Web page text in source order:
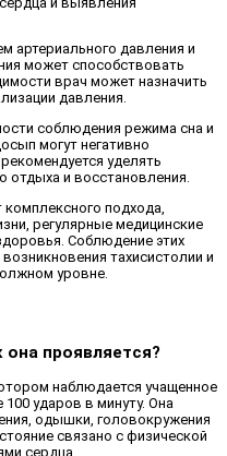
артериального давления и
может способствовать
врач может назначить
давления.
соблюдения режима сна и
могут негативно
уделять
отдыха и восстановления.
подхода,
регулярные медицинские
Соблюдение этих
тахисистолии и
уровне.
она проявляется?
наблюдается учащенное
ударов в минуту. Она
одышки, головокружения
связано с физической
сердца.